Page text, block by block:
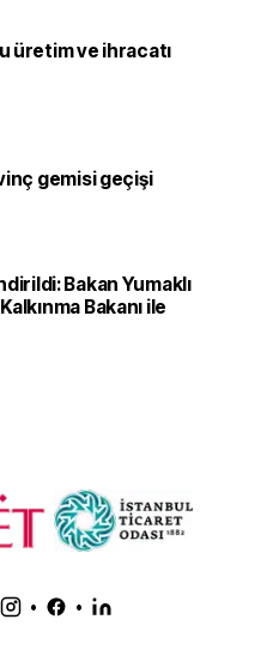
üretim ve ihracatı
gemisi geçişi
Bakan Yumaklı
Bakanı ile
• •